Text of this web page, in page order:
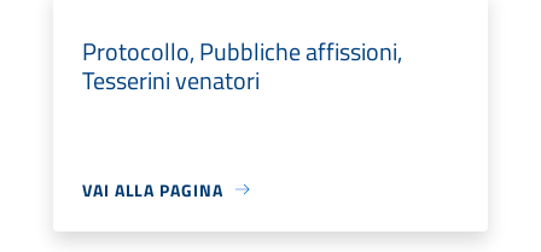
Protocollo, Pubbliche affissioni,
Tesserini venatori
VAI ALLA PAGINA